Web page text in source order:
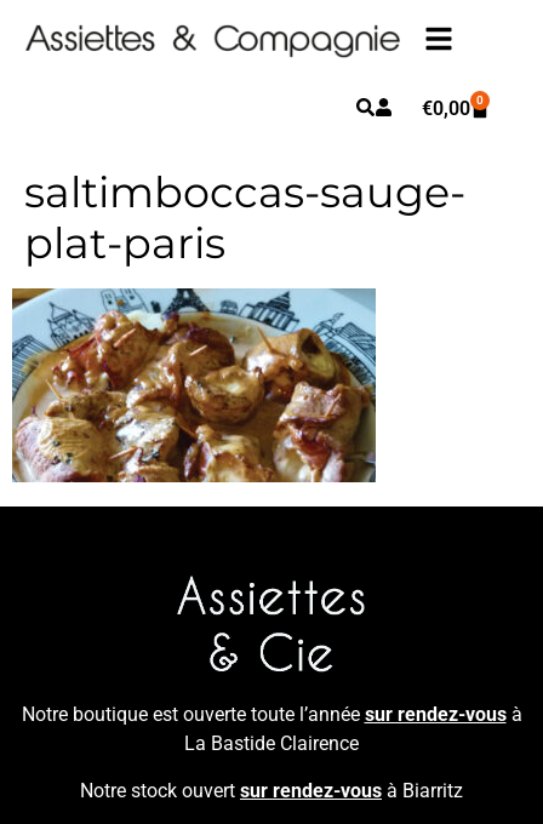
€0,00 0
saltimboccas-sauge-
plat-paris
Notre boutique est ouverte toute l’année sur rendez-vousà
La Bastide Clairence
Notre stock ouvert sur rendez-vous à Biarritz